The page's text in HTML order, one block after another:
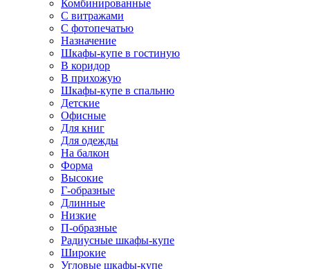
Комбинированные
С витражами
С фотопечатью
Назначение
Шкафы-купе в гостиную
В коридор
В прихожую
Шкафы-купе в спальню
Детские
Офисные
Для книг
Для одежды
На балкон
Форма
Высокие
Г-образные
Длинные
Низкие
П-образные
Радиусные шкафы-купе
Широкие
Угловые шкафы-купе